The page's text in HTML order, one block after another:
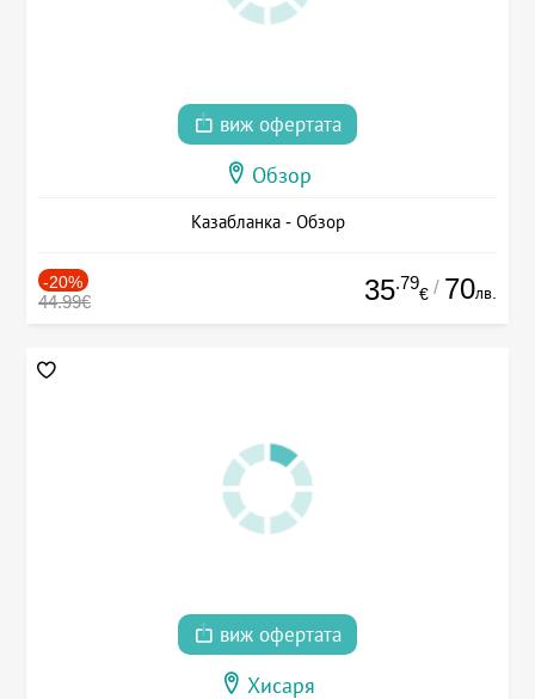
виж офертата
Обзор
Казабланка - Обзор
-20%
44.99€ 35.79
€ / 70лв.
виж офертата
Хисаря